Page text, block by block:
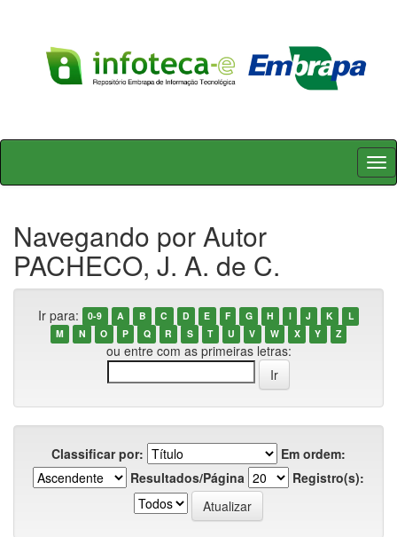
Skip
Navegando por Autor
PACHECO, J. A. de C.
Ir para: 0-9 A B C D E F G H I J K
L
M
N O P Q R S T U V W X Y Z
ou entre com as primeiras letras:
Classificar por:
Em ordem:
Resultados/Página
Registro(s):